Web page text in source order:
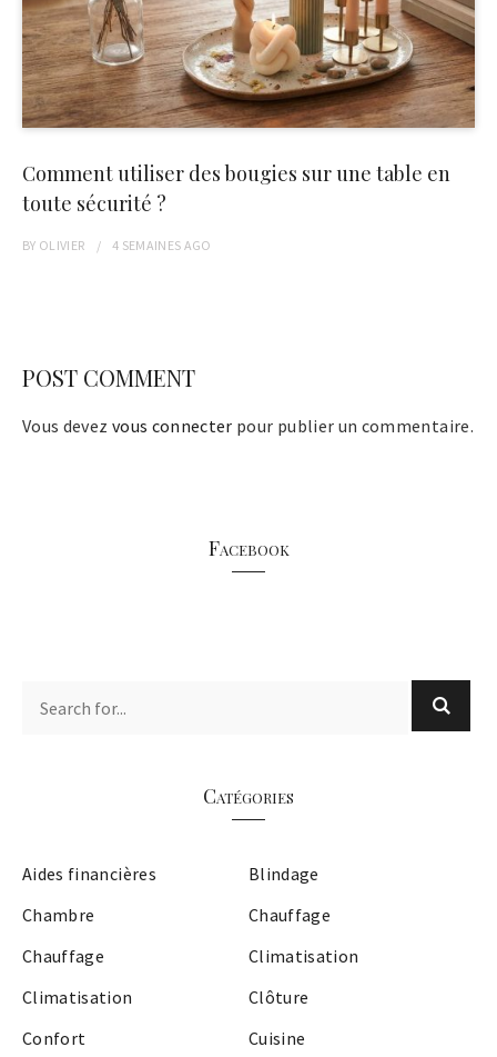
Comment utiliser des bougies sur une table en
toute sécurité ?
BY OLIVIER 4 SEMAINES AGO
POST COMMENT
Vous devez vous connecter pour publier un commentaire.
Facebook
Catégories
Aides financières
Blindage
Chambre
Chauffage
Chauffage
Climatisation
Climatisation
Clôture
Confort
Cuisine